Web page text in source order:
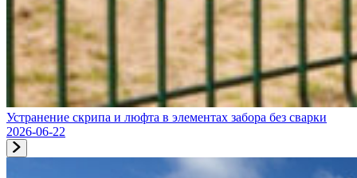
Устранение скрипа и люфта в элементах забора без сварки
2026-06-22